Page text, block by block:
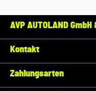
AVP AUTOLAND GmbH
Kontakt
Zahlungsarten